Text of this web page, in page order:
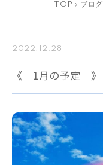
TOP › ブログ
2022.12.28
《 1月の予定 》